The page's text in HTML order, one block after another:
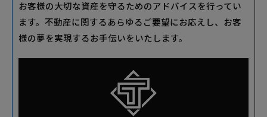
お客様の大切な資産を守るためのアドバイスを行ってい
ます。不動産に関するあらゆるご要望にお応えし、お客
様の夢を実現するお手伝いをいたします。